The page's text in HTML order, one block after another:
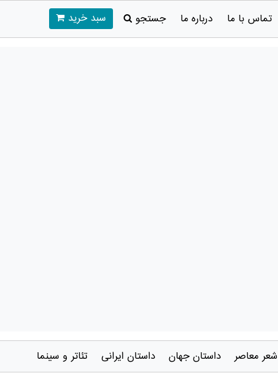
تماس با ما درباره ما جستجو سبد خرید
شعر معاصر داستان جهان داستان ايرانی تئاتر و سينما